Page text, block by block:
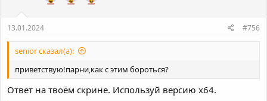
13.01.2024 #756
senior сказал(а):
приветствую!парни,как с этим бороться?
Ответ на твоём скрине. Используй версию x64.